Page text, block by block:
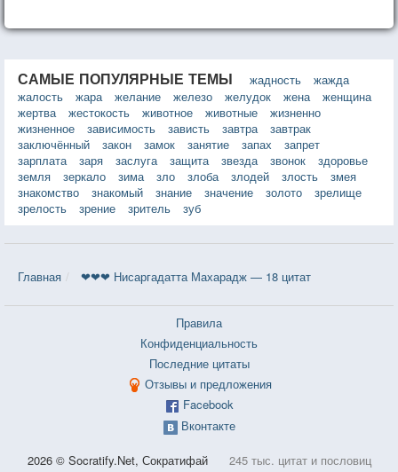
САМЫЕ ПОПУЛЯРНЫЕ ТЕМЫ жадность
жажда
жалость
жара желание железо желудок жена
женщина
жертва
жестокость животное животные
жизненно
жизненное
зависимость зависть завтра
завтрак
заключённый
закон замок занятие запах
запрет
зарплата
заря заслуга защита звезда звонок
здоровье
земля
зеркало зима зло злоба злодей злость
змея
знакомство
знакомый знание значение золото
зрелище
зрелость
зрение зритель зуб
Главная ❤❤❤ Нисаргадатта Махарадж — 18 цитат
Правила
Конфиденциальность
Последние цитаты
Отзывы и предложения
Facebook
Вконтакте
2026 © Socratify.Net, Сократифай 245 тыс. цитат и пословиц